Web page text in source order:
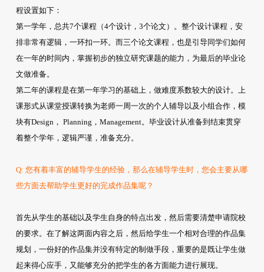
程设置如下：
第一学年，总共7个课程（4个设计，3个论文）。整个设计课程，安
排非常有逻辑，一环扣一环。而三个论文课程，也是引导同学们如何
在一年的时间内，掌握初步的独立研究课题的能力，为最后的毕业论
文做准备。
第二年的课程是在第一年学习的基础上，做难度系数较大的设计。上
课形式从课堂授课转换为老师一周一次的个人辅导以及小组合作，模
块有Design， Planning，Management。毕业设计从准备到结束贯穿
着整个学年，逻辑严谨，准备充分。
Q: 您有着丰富的辅导学生的经验，那么在辅导学生时，您会主要从哪
些方面去帮助学生更好的完成作品集呢？
首先从学生的基础以及学生自身的特点出发，然后需要清楚申请院校
的要求。在了解这两面内容之后，然后给学生一个相对合理的作品集
规划，一份好的作品集并没有特定的制做手段，重要的是既让学生做
起来得心应手，又能够充分的把学生的各方面能力进行展现。